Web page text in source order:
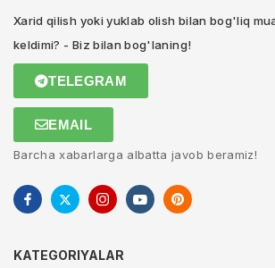
Xarid qilish yoki yuklab olish bilan bog'liq
keldimi? - Biz bilan bog'laning!
TELEGRAM
EMAIL
Barcha xabarlarga albatta javob beramiz!
KATEGORIYALAR